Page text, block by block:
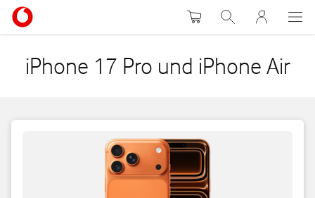
WarenkorbSuche MeinVodafone
iPhone 17 Pro und iPhone Air